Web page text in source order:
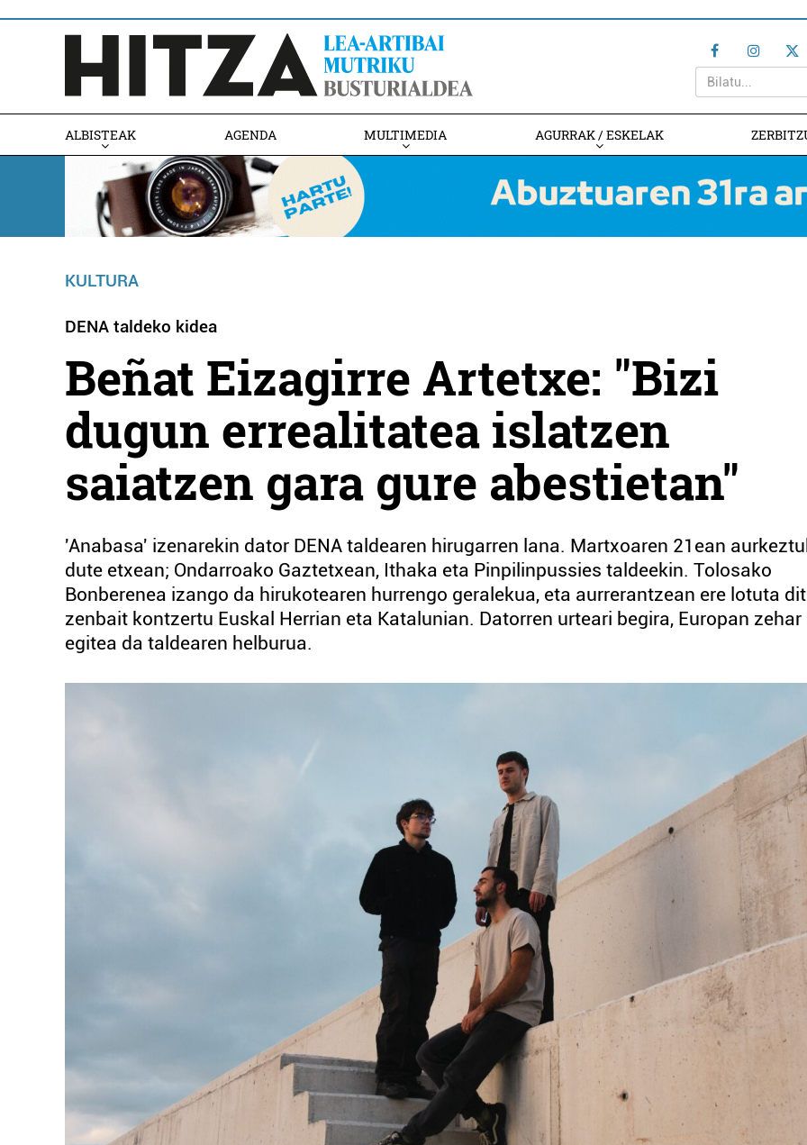
ALBISTEAK AGENDA MULTIMEDIA AGURRAK / ESKELAK
KULTURA
DENA taldeko kidea
Beñat Eizagirre Artetxe: "Bizi
dugun errealitatea islatzen
saiatzen gara gure abestietan"
'Anabasa' izenarekin dator DENA taldearen hirugarren lana. Martxoaren 21ean
dute etxean; Ondarroako Gaztetxean, Ithaka eta Pinpilinpussies taldeekin. Tolosako
Bonberenea izango da hirukotearen hurrengo geralekua, eta aurrerantzean ere lotuta
zenbait kontzertu Euskal Herrian eta Katalunian. Datorren urteari begira, Europan zehar
egitea da taldearen helburua.